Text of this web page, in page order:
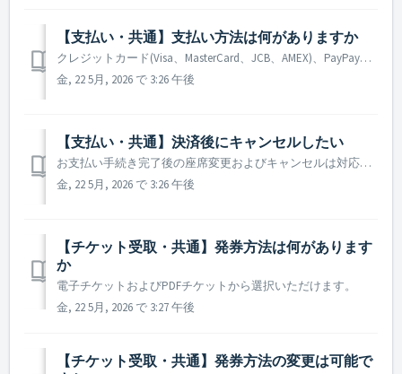
【支払い・共通】支払い方法は何がありますか
クレジットカード(Visa、MasterCard、JCB、AMEX)、PayPay決済が選択可能です。 ※PayPayでの決済は、上限金額にご注意ください ※本人認証サービス(3Dセキュア2.0)非対応および未登録のクレジットカードはご利用になれません。カード発行会社に確認し、事前に登録手続きを完了してください
金, 22 5月, 2026 で 3:26 午後
【支払い・共通】決済後にキャンセルしたい
お支払い手続き完了後の座席変更およびキャンセルは対応いたしかねます。予めご了承ください。
金, 22 5月, 2026 で 3:26 午後
【チケット受取・共通】発券方法は何があります
か
電子チケットおよびPDFチケットから選択いただけます。
金, 22 5月, 2026 で 3:27 午後
【チケット受取・共通】発券方法の変更は可能で